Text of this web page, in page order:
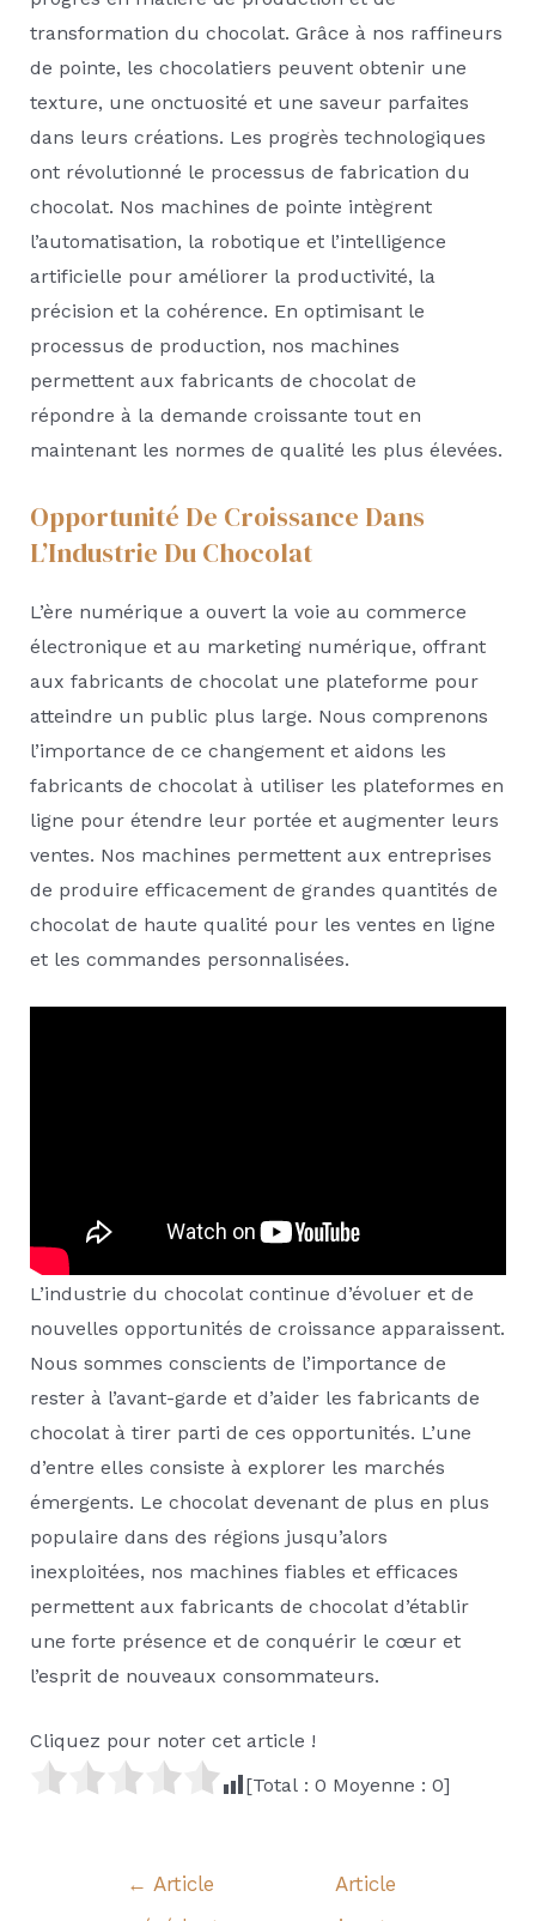
transformation du chocolat. Grâce à nos raffineurs
de pointe, les chocolatiers peuvent obtenir une
texture, une onctuosité et une saveur parfaites
dans leurs créations. Les progrès technologiques
ont révolutionné le processus de fabrication du
chocolat. Nos machines de pointe intègrent
l’automatisation, la robotique et l’intelligence
artificielle pour améliorer la productivité, la
précision et la cohérence. En optimisant le
processus de production, nos machines
permettent aux fabricants de chocolat de
répondre à la demande croissante tout en
maintenant les normes de qualité les plus élevées.
Opportunité De Croissance Dans
L’Industrie Du Chocolat
L’ère numérique a ouvert la voie au commerce
électronique et au marketing numérique, offrant
aux fabricants de chocolat une plateforme pour
atteindre un public plus large. Nous comprenons
l’importance de ce changement et aidons les
fabricants de chocolat à utiliser les plateformes en
ligne pour étendre leur portée et augmenter leurs
ventes. Nos machines permettent aux entreprises
de produire efficacement de grandes quantités de
chocolat de haute qualité pour les ventes en ligne
et les commandes personnalisées.
L’industrie du chocolat continue d’évoluer et de
nouvelles opportunités de croissance apparaissent.
Nous sommes conscients de l’importance de
rester à l’avant-garde et d’aider les fabricants de
chocolat à tirer parti de ces opportunités. L’une
d’entre elles consiste à explorer les marchés
émergents. Le chocolat devenant de plus en plus
populaire dans des régions jusqu’alors
inexploitées, nos machines fiables et efficaces
permettent aux fabricants de chocolat d’établir
une forte présence et de conquérir le cœur et
l’esprit de nouveaux consommateurs.
Cliquez pour noter cet article !
[Total : 0 Moyenne : 0]
Navigation
← Article
Article